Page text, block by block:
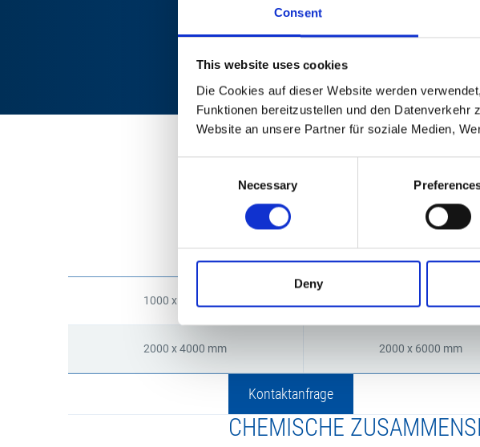
Consent
This website uses cookies
Die Cookies auf dieser Website werden
Funktionen bereitzustellen und den
Website an unsere Partner für soziale Medien,
Necessary
Deny
ABMESSUNGEN
Die möglichen Breiten sind aus
erst ab 6 mm möglich. Sprechen Sie uns
1000 x 2000 mm
2000 x 4000 mm 2000 x 6000 mm
Kontaktanfrage
CHEMISCHE